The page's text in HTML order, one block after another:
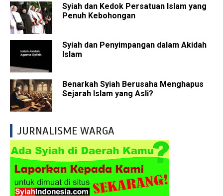
Syiah dan Kedok Persatuan Islam yang
Penuh Kebohongan
Syiah dan Penyimpangan dalam Akidah
Islam
Benarkah Syiah Berusaha Menghapus
Sejarah Islam yang Asli?
JURNALISME WARGA